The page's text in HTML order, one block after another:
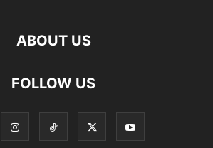
ABOUT US
FOLLOW US